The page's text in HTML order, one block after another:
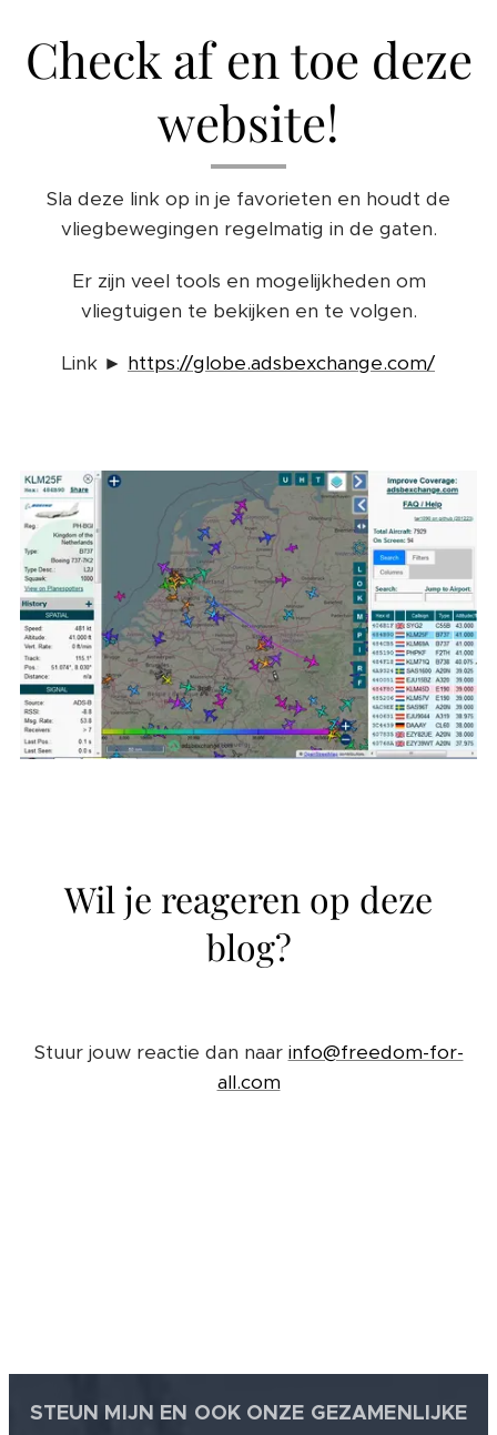
Check af en toe deze
website!
Sla deze link op in je favorieten en houdt de
vliegbewegingen regelmatig in de gaten.
Er zijn veel tools en mogelijkheden om
vliegtuigen te bekijken en te volgen.
Link ► https://globe.adsbexchange.com/
Wil je reageren op deze
blog?
Stuur jouw reactie dan naar info@freedom-for-
all.com
STEUN MIJN EN OOK ONZE GEZAMENLIJKE